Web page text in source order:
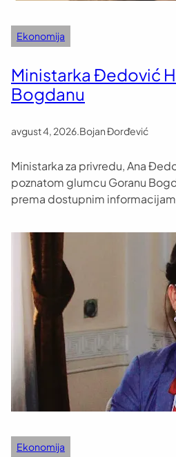
Ekonomija
Ministarka Đedović
Bogdanu
avgust 4, 2026.Bojan Đorđević
Ministarka za privredu, Ana
poznatom glumcu Goranu
prema dostupnim
Ekonomija